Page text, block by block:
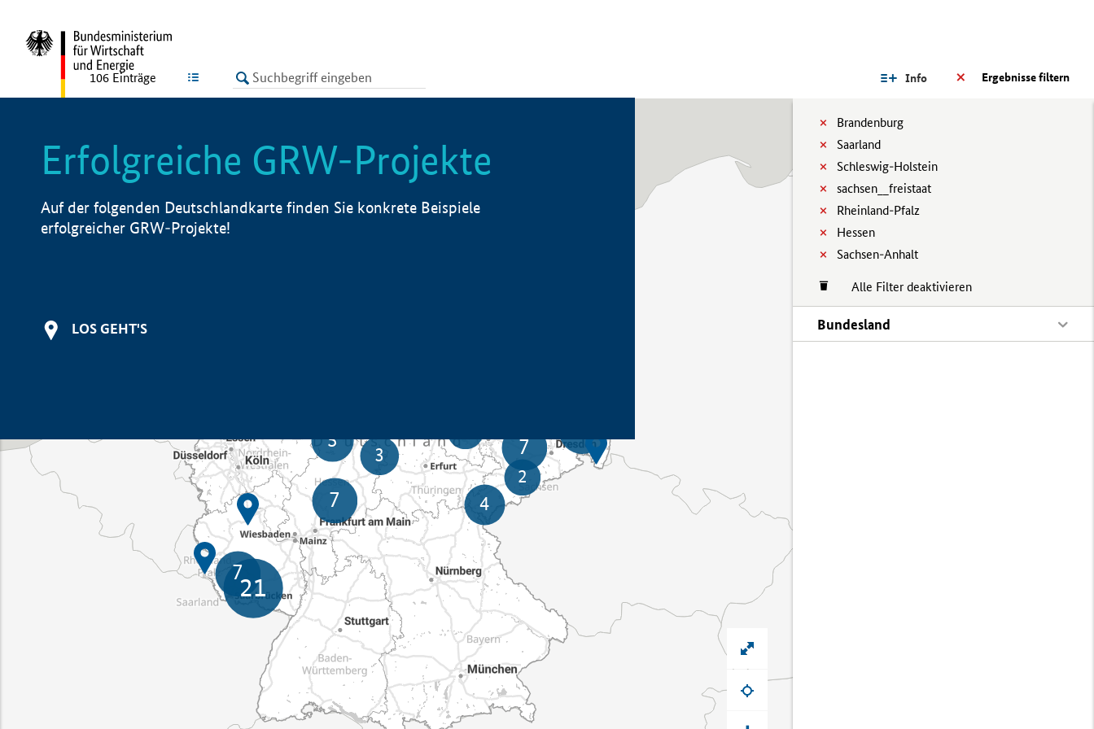
LISTE Ergebnisse filtern
Info
Brandenburg
Saarland
Schleswig-Holstein
sachsen__freistaat
Rheinland-Pfalz
Hessen
Sachsen-Anhalt
Alle Filter deaktivieren
Bundesland
106 Einträge
Erfolgreiche GRW-Projekte
Auf der folgenden Deutschlandkarte finden Sie konkrete Beispiele
erfolgreicher GRW-Projekte!
LOS GEHT'S